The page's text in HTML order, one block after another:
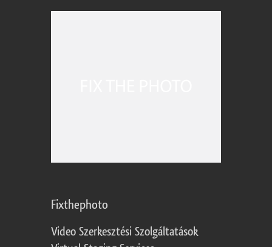
Fixthephoto
Video Szerkesztési Szolgáltatások